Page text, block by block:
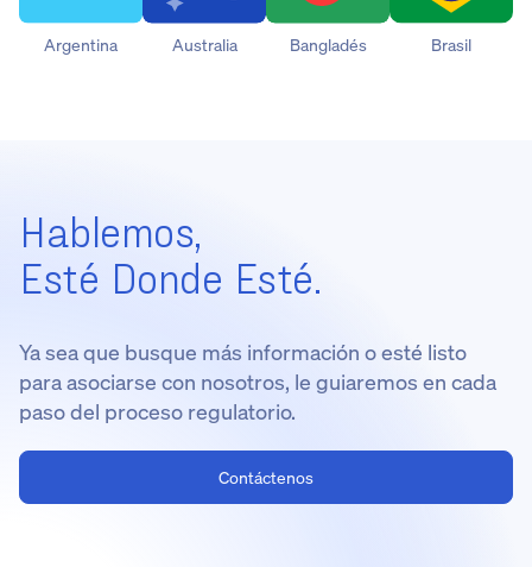
Argentina Australia Bangladés Brasil
Hablemos,
Esté Donde Esté.
Ya sea que busque más información o esté listo
para asociarse con nosotros, le guiaremos en cada
paso del proceso regulatorio.
Contáctenos